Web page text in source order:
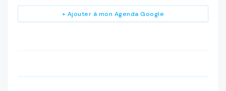
+ Ajouter à mon Agenda Google